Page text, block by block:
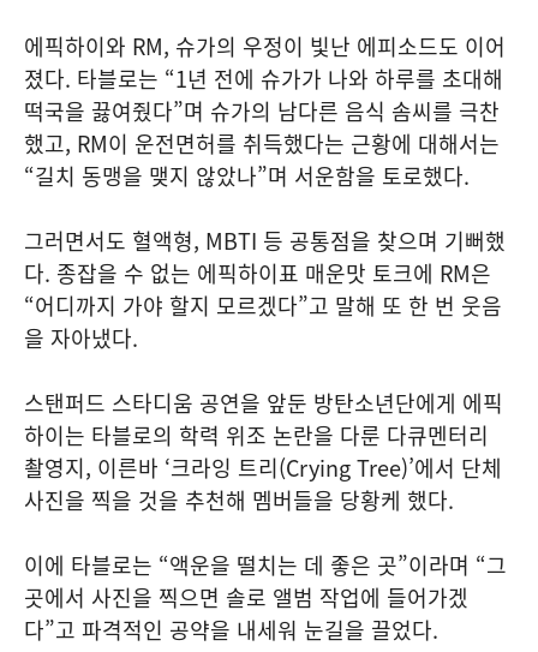
에픽하이와 RM, 슈가의 우정이 빛난 에피소드도 이어
졌다. 타블로는 “1년 전에 슈가가 나와 하루를 초대해
떡국을 끓여줬다”며 슈가의 남다른 음식 솜씨를 극찬
했고, RM이 운전면허를 취득했다는 근황에 대해서는
“길치 동맹을 맺지 않았나”며 서운함을 토로했다.
그러면서도 혈액형, MBTI 등 공통점을 찾으며 기뻐했
다. 종잡을 수 없는 에픽하이표 매운맛 토크에 RM은
“어디까지 가야 할지 모르겠다”고 말해 또 한 번 웃음
을 자아냈다.
스탠퍼드 스타디움 공연을 앞둔 방탄소년단에게 에픽
하이는 타블로의 학력 위조 논란을 다룬 다큐멘터리
촬영지, 이른바 ‘크라잉 트리(Crying Tree)’에서 단체
사진을 찍을 것을 추천해 멤버들을 당황케 했다.
이에 타블로는 “액운을 떨치는 데 좋은 곳”이라며 “그
곳에서 사진을 찍으면 솔로 앨범 작업에 들어가겠
다”고 파격적인 공약을 내세워 눈길을 끌었다.